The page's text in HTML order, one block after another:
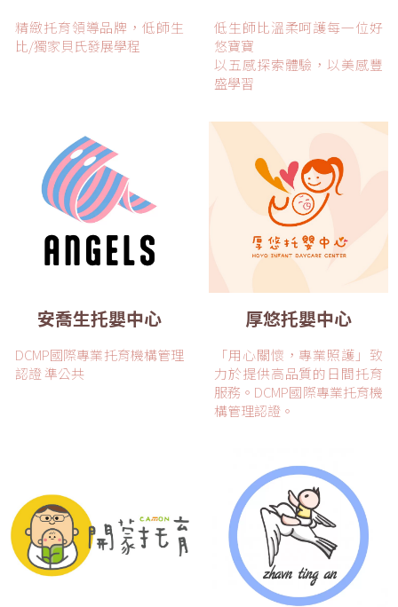
精緻托育領導品牌，低師生
比/獨家貝氏發展學程
低生師比溫柔呵護每一位好
悠寶寶
以五感探索體驗，以美感豐
盛學習
安喬生托嬰中心
DCMP國際專業托育機構管理
認證 準公共
厚悠托嬰中心
「用心關懷，專業照護」致
力於提供高品質的日間托育
服務。DCMP國際專業托育機
構管理認證。